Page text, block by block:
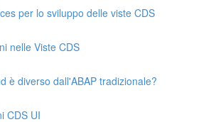
per lo sviluppo delle viste CDS
nelle Viste CDS
è diverso dall'ABAP tradizionale?
CDS UI